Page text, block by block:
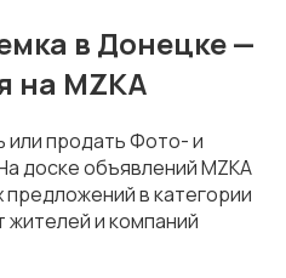
в Донецке —
на MZKA
или продать Фото- и
доске объявлений MZKA
в категории
и компаний